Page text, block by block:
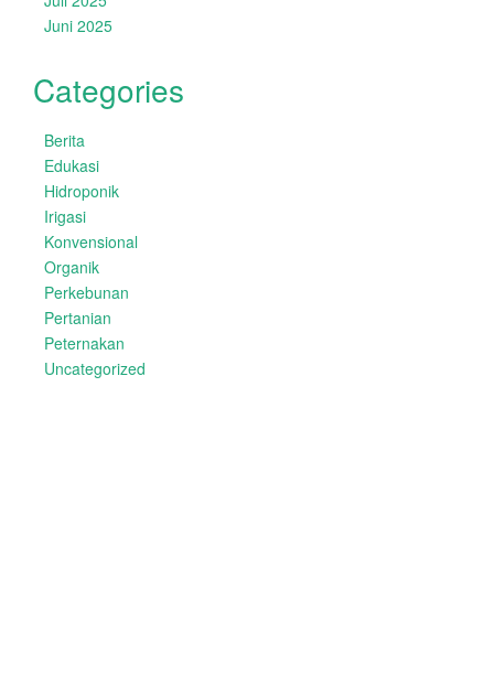
Juni 2025
Categories
Berita
Edukasi
Hidroponik
Irigasi
Konvensional
Organik
Perkebunan
Pertanian
Peternakan
Uncategorized